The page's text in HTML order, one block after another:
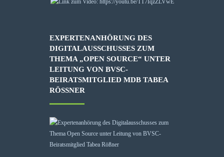
EXPERTENANHÖRUNG DES
DIGITALAUSSCHUSSES ZUM
THEMA „OPEN SOURCE“ UNTER
LEITUNG VON BVSC-
BEIRATSMITGLIED MDB TABEA
RÖSSNER